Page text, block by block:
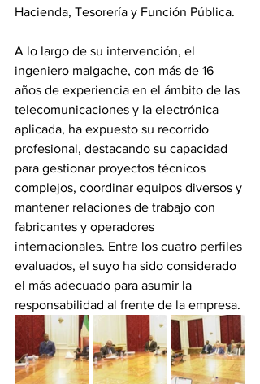
Hacienda, Tesorería y Función Pública.
A lo largo de su intervención, el
ingeniero malgache, con más de 16
años de experiencia en el ámbito de las
telecomunicaciones y la electrónica
aplicada, ha expuesto su recorrido
profesional, destacando su capacidad
para gestionar proyectos técnicos
complejos, coordinar equipos diversos y
mantener relaciones de trabajo con
fabricantes y operadores
internacionales. Entre los cuatro perfiles
evaluados, el suyo ha sido considerado
el más adecuado para asumir la
responsabilidad al frente de la empresa.